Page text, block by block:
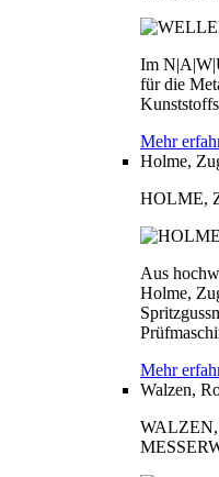
Im
für die
Mehr
Holme,
HOLME,
Aus
Holme,
Mehr
Walzen,